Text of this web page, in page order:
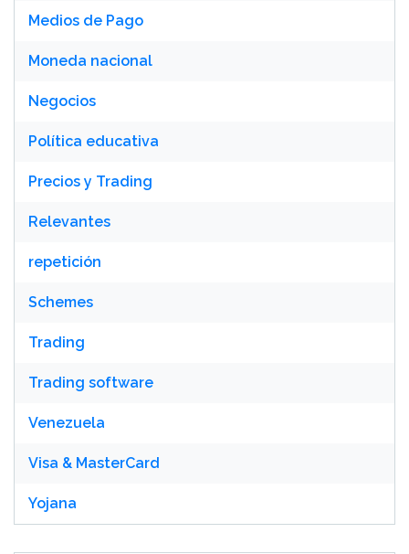
Medios de Pago
Moneda nacional
Negocios
Política educativa
Precios y Trading
Relevantes
repetición
Schemes
Trading
Trading software
Venezuela
Visa & MasterCard
Yojana